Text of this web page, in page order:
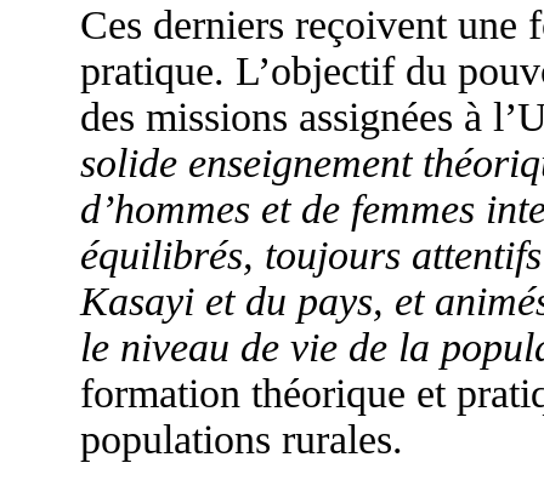
Ces derniers reçoivent une
pratique. L’objectif du
des missions assignées à
solide enseignement
d’hommes et de femmes
équilibrés, toujours
Kasayi et du pays, et
le niveau de vie de la
formation théorique et
populations rurales.